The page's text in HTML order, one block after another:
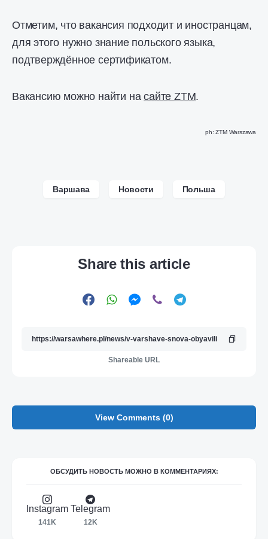
Отметим, что вакансия подходит и иностранцам,
для этого нужно знание польского языка,
подтверждённое сертификатом.
Вакансию можно найти насайте ZTM.
ph: ZTM Warszawa
Варшава Новости Польша
Share this article
Shareable URL
View Comments (0)
ОБСУДИТЬ НОВОСТЬ МОЖНО В КОММЕНТАРИЯХ:
Instagram
141K
Telegram
12K